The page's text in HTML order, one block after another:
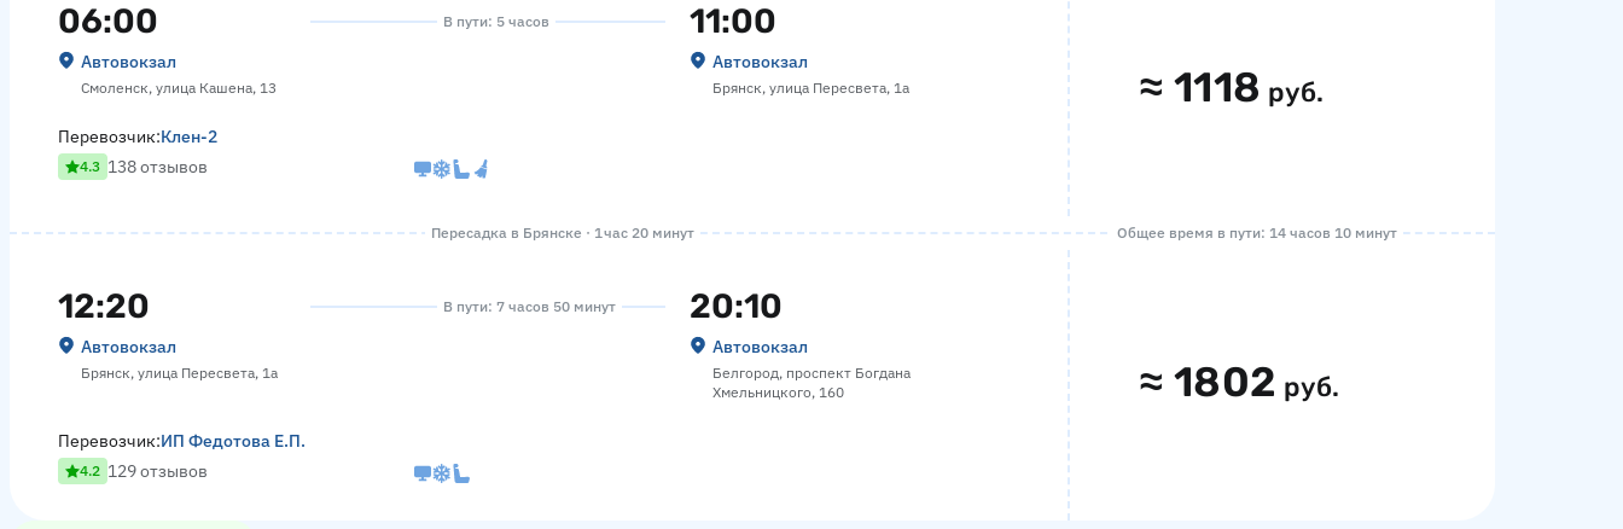
06:00
Автовокзал
Смоленск, улица Кашена, 13
В пути: 5 часов 11:00
Автовокзал
Брянск, улица Пересвета, 1а ≈1118 руб.
Перевозчик:Клен-2
4.3 138 отзывов
Пересадка в Брянске · 1 час 20 минут Общее время в пути: 14 часов 10 минут
12:20
Автовокзал
Брянск, улица Пересвета, 1а
В пути: 7 часов 50 минут 20:10
Автовокзал
Белгород, проспект Богдана
Хмельницкого, 160
≈1802 руб.
Перевозчик:ИП Федотова Е.П.
4.2 129 отзывов